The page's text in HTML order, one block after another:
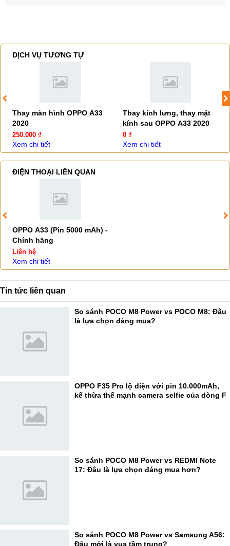
DỊCH VỤ TƯƠNG TỰ
Thay màn hình OPPO A33
2020
250.000 ₫
Xem chi tiết
Thay kính lưng, thay mặt
kính sau OPPO A33 2020
0 ₫
Xem chi tiết
ĐIỆN THOẠI LIÊN QUAN
OPPO A33 (Pin 5000 mAh) -
Chính hãng
Liên hệ
Xem chi tiết
Tin tức liên quan
So sánh POCO M8 Power vs POCO M8: Đâu
là lựa chọn đáng mua?
OPPO F35 Pro lộ diện với pin 10.000mAh,
kế thừa thế mạnh camera selfie của dòng F
So sánh POCO M8 Power vs REDMI Note
17: Đâu là lựa chọn đáng mua hơn?
So sánh POCO M8 Power vs Samsung A56:
Đâu mới là vua tầm trung?